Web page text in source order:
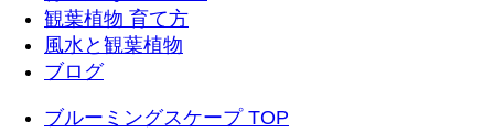
観葉植物 育て方
風水と観葉植物
ブログ
ブルーミングスケープ TOP